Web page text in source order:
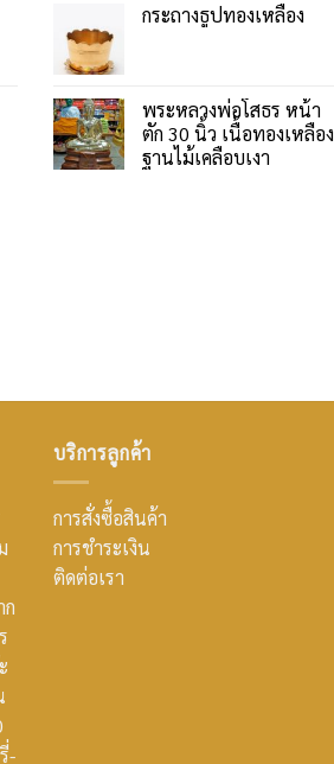
กระถางธูปทองเหลือง
พระหลวงพ่อโสธร หน้า
ตัก 30 นิ้ว เนื้อทองเหลือง
ฐานไม้เคลือบเงา
-
บริการลูกค้า
การสั่งซื้อสินค้า
การชำระเงิน
ติดต่อเรา